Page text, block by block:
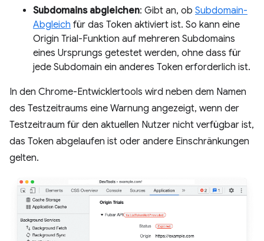
Subdomains abgleichen: Gibt an, ob Subdomain-
Abgleich für das Token aktiviert ist. So kann eine
Origin Trial-Funktion auf mehreren Subdomains
eines Ursprungs getestet werden, ohne dass für
jede Subdomain ein anderes Token erforderlich ist.
In den Chrome-Entwicklertools wird neben dem Namen
des Testzeitraums eine Warnung angezeigt, wenn der
Testzeitraum für den aktuellen Nutzer nicht verfügbar ist,
das Token abgelaufen ist oder andere Einschränkungen
gelten.